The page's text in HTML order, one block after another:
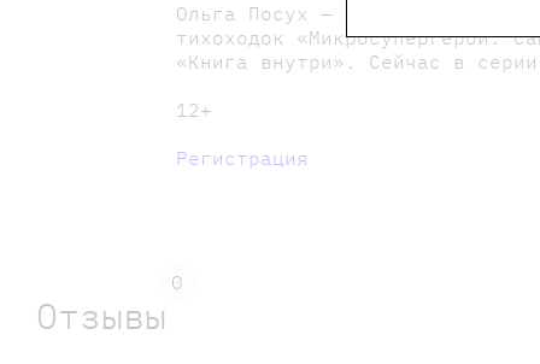
Ольга Посух — учёный-биолог и
тихоходок «Микросупергерои.
«Книга внутри». Сейчас в
12+
Регистрация
Отзывы
0